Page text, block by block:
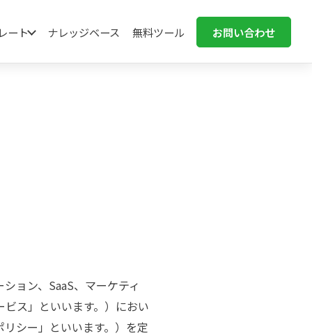
ート ナレッジベース 無料ツール お問い合わせ
ョン、SaaS、マーケティ
ス」といいます。）におい
シー」といいます。）を定